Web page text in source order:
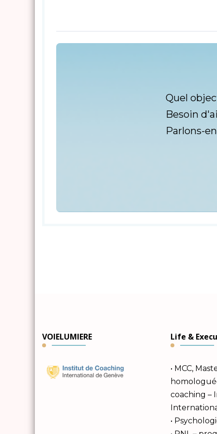
Quel
Besoin
Parlons-
VOIELUMIERE Life &
• MCC,
coaching –
•